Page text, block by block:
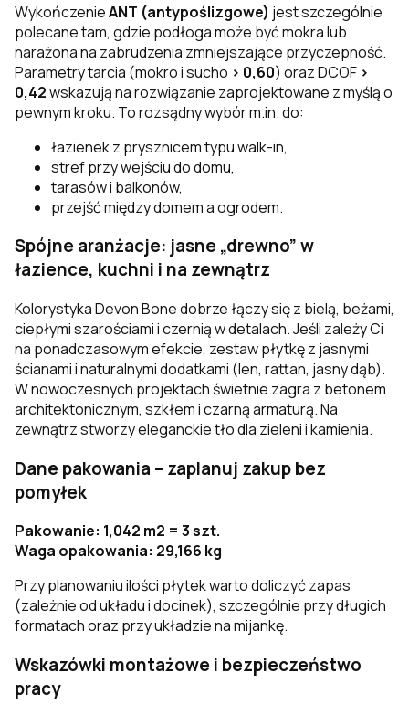
WykończenieANT (antypoślizgowe) jest szczególnie
polecane tam, gdzie podłoga może być mokra lub
narażona na zabrudzenia zmniejszające przyczepność.
Parametry tarcia (mokro i sucho > 0,60) oraz DCOF >
0,42wskazują na rozwiązanie zaprojektowane z myślą o
pewnym kroku. To rozsądny wybór m.in. do:
łazienek z prysznicem typu walk-in,
stref przy wejściu do domu,
tarasów i balkonów,
przejść między domem a ogrodem.
Spójne aranżacje: jasne „drewno” w
łazience, kuchni i na zewnątrz
Kolorystyka Devon Bone dobrze łączy się z bielą, beżami,
ciepłymi szarościami i czernią w detalach. Jeśli zależy Ci
na ponadczasowym efekcie, zestaw płytkę z jasnymi
ścianami i naturalnymi dodatkami (len, rattan, jasny dąb).
W nowoczesnych projektach świetnie zagra z betonem
architektonicznym, szkłem i czarną armaturą. Na
zewnątrz stworzy eleganckie tło dla zieleni i kamienia.
Dane pakowania – zaplanuj zakup bez
pomyłek
Pakowanie: 1,042 m2 = 3 szt.
Waga opakowania: 29,166 kg
Przy planowaniu ilości płytek warto doliczyć zapas
(zależnie od układu i docinek), szczególnie przy długich
formatach oraz przy układzie na mijankę.
Wskazówki montażowe i bezpieczeństwo
pracy